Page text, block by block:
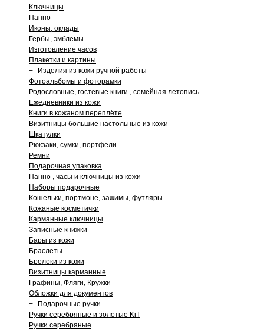
Ключницы
Панно
Иконы, оклады
Гербы, эмблемы
Изготовление часов
Плакетки и картины
+- Изделия из кожи ручной работы
Фотоальбомы и фоторамки
Родословные, гостевые книги , семейная летопись
Ежедневники из кожи
Книги в кожаном переплёте
Визитницы большие настольные из кожи
Шкатулки
Рюкзаки, сумки, портфели
Ремни
Подарочная упаковка
Панно , часы и ключницы из кожи
Наборы подарочные
Кошельки, портмоне, зажимы, футляры
Кожаные косметички
Карманные ключницы
Записные книжки
Бары из кожи
Браслеты
Брелоки из кожи
Визитницы карманные
Графины, Фляги, Кружки
Обложки для документов
+- Подарочные ручки
Ручки серебряные и золотые KiT
Ручки серебряные